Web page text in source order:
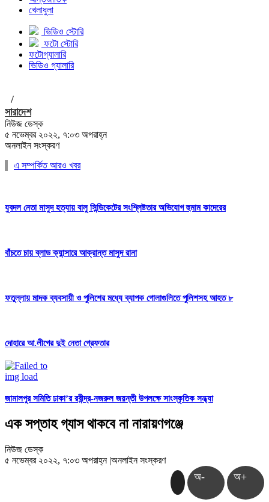
খেলাধুলা
ভিডিও স্টোরি
ফটো স্টোরি
ফটোগ্যালারি
ভিডিও গ্যালারি
/
সারাদেশ
নিউজ ডেস্ক
৫ নভেম্বর ২০২২, ৭:০৩ অপরাহ্ন
অনলাইন সংস্করণ
এ সম্পর্কিত আরও খবর
যুবদল নেতা মাসুদ হত্যায় বালু সিন্ডিকেটের সংশ্লিষ্টতার অভিযোগ হুমাম কাদেরের
বাঁচতে চায় ব্লাড ক্যান্সারে আক্রান্ত মাসুদ রানা
ফতুল্লায় মাদক ব্যবসায়ী ও পুলিশের মধ্যে ব্যাপক গোলাগুলিতে পুলিশসহ আহত ৮
দোহারে আ.লীগের দুই নেতা গ্রেফতার
জামালপুর সমিতি ঢাকা’র রবীন্দ্র-নজরুল জয়ন্তী উপলক্ষে সাংস্কৃতিক সন্ধ্যা
এক সপ্তাহ গ্যাস থাকবে না নারায়ণগঞ্জে
নিউজ ডেস্ক
৫ নভেম্বর ২০২২, ৭:০৩ অপরাহ্ন |অনলাইন সংস্করণ
অ- অ+